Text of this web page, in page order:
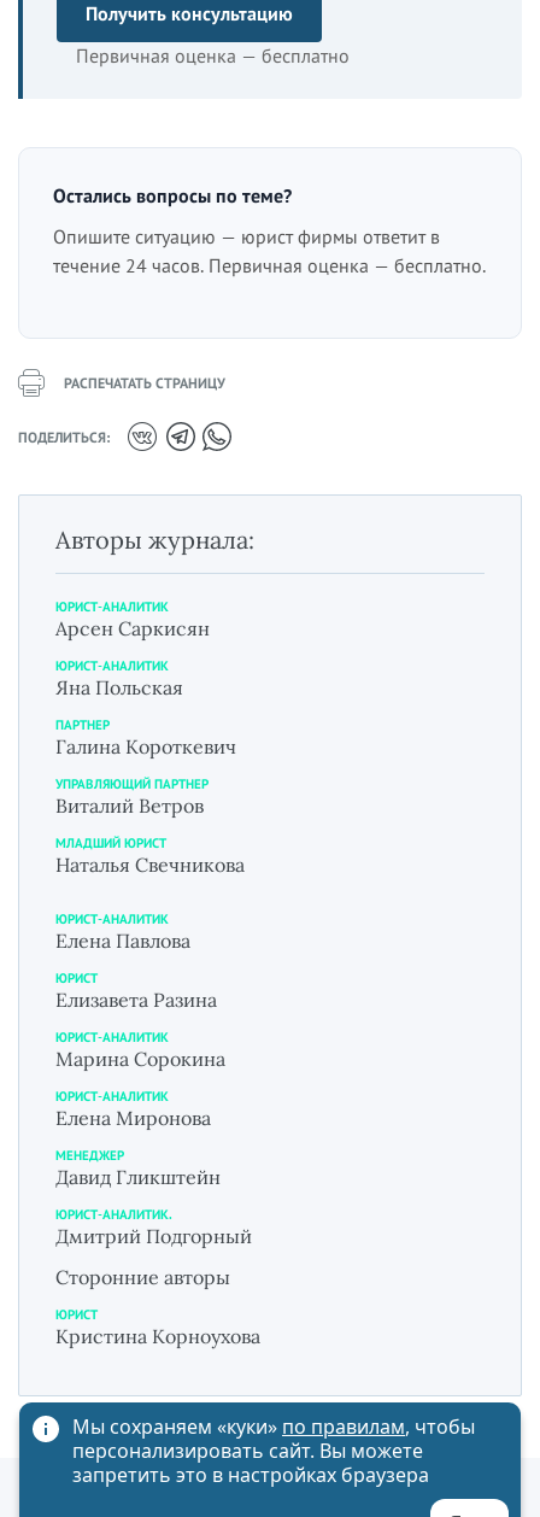
Получить консультацию
Первичная оценка — бесплатно
Остались вопросы по теме?
Опишите ситуацию — юрист фирмы ответит в
течение 24 часов. Первичная оценка — бесплатно.
РАСПЕЧАТАТЬ СТРАНИЦУ
ПОДЕЛИТЬСЯ:
Авторы журнала:
ЮРИСТ-АНАЛИТИК
Арсен Саркисян
ЮРИСТ-АНАЛИТИК
Яна Польская
ПАРТНЕР
Галина Короткевич
УПРАВЛЯЮЩИЙ ПАРТНЕР
Виталий Ветров
МЛАДШИЙ ЮРИСТ
Наталья Свечникова
ЮРИСТ-АНАЛИТИК
Елена Павлова
ЮРИСТ
Елизавета Разина
ЮРИСТ-АНАЛИТИК
Марина Сорокина
ЮРИСТ-АНАЛИТИК
Елена Миронова
МЕНЕДЖЕР
Давид Гликштейн
ЮРИСТ-АНАЛИТИК.
Дмитрий Подгорный
Сторонние авторы
ЮРИСТ
Кристина Корноухова
Политика обработки персональных данных
Мы сохраняем «куки» по правилам, чтобы
персонализировать сайт. Вы можете
запретить это в настройках браузера